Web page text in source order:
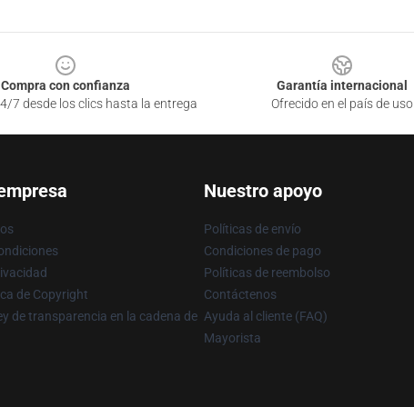
Compra con confianza
7 desde los clics hasta la entrega
Garantía internacional
Ofrecido en el país de uso
de Copyright
de transparencia en la cadena de
Nuestro apoyo
Políticas de envío
Condiciones de pago
Políticas de reembolso
Contáctenos
Ayuda al cliente (FAQ)
Mayorista